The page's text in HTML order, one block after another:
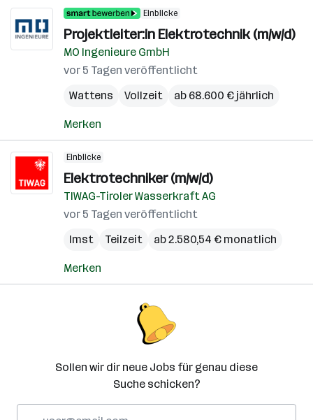
Einblicke
Projektleiter:in Elektrotechnik (m/w/d)
MO Ingenieure GmbH
vor 5 Tagen veröffentlicht
Wattens
Vollzeit ab 68.600 € jährlich
Merken
Einblicke
Elektrotechniker (m/w/d)
TIWAG-Tiroler Wasserkraft AG
vor 5 Tagen veröffentlicht
Imst
Teilzeit ab 2.580,54 € monatlich
Merken
Sollen wir dir neue Jobs für genau diese
Suche schicken?